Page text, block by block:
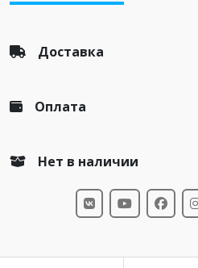
Доставка
Оплата
Нет в наличии